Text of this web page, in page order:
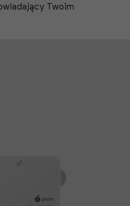
Twoim